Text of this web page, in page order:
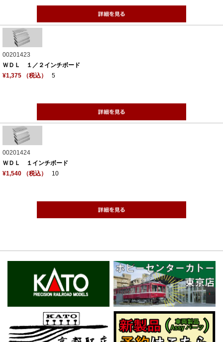
00201423
ＷＤＬ １／２インチボード
¥1,375 （税込）
5
00201424
ＷＤＬ １インチボード
¥1,540 （税込）
10